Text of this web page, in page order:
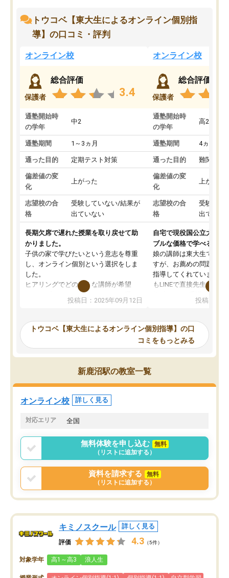
トウコベ【東大生によるオンライン個別指
導】の口コミ・評判
オンライン校
保護者
総合評価
3.4
通塾開始時
の学年
中2
通塾期間 1～3ヵ月
通った目的 定期テスト対策
偏差値の変
化
上がった
志望校の合
格
受験していない/結果が
出ていない
長期欠席で遅れた授業を取り戻せて助
かりました。
子供の家で学びたいという意志を尊重
し、オンライン個別という選択をしま
した。
ヒアリングでどのような講師が希望
か、オプションは付帯するかなど選ぶ
事が出来ました。
ーティングを行い、その講師で良いか
見てから講師を決定する事ができま
す。
うちの子は、初回面談の講師の方で決
オンラインツールを使用した単語帳の
共有があり宿題もそちらで出される形
でした。
言う事で講師変更の申し出があり、あ
まりに短期での変更だった為、塾に通
う事にして退会しました。遅れも取り
戻せ、授業内容や講師の方は良かった
と思います。
投稿日：2025年09月12日
オンライン校
保護者
総合評価
通塾開始時
の学年
高2
通塾期間 4ヵ月～1
通った目的 難関私立
偏差値の変
化
上がった
志望校の合
格
受験して
出ていな
自宅で現役国公立大学生
ブルな価格で学べる
娘の講師は東大生では無
すが、お薦めの問題集や
指導してくれています。
もLINEで直接先生に質問
めれるので、個人に合
いなのがあり(有料)、受
ことをどんなスケジュー
くか相談したのですが、
ち期待したものではなく
くなってきたようなので
投稿日：
トウコベ【東大生によるオンライン個別指導】の口
コミをもっとみる
新鹿沼駅の教室一覧
オンライン校 詳しく見る
対応エリア 全国
無料体験を申し込む
無料
（リストに追加する）
資料を請求する
無料
（リストに追加する）
キミノスクール 詳しく見る
評価 4.3 （5件）
対象学年 高1～高3 浪人生